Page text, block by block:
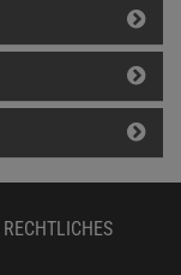
RECHTLICHES